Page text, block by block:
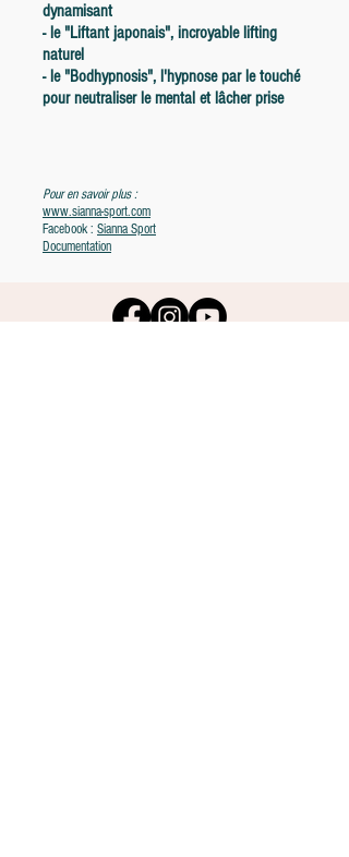
dynamisant
- le "Liftant japonais", incroyable lifting
naturel
- le "Bodhypnosis", l'hypnose par le touché
pour neutraliser le mental et lâcher prise
Pour en savoir plus :
www.sianna-sport.com
Facebook : Sianna Sport
Documentation